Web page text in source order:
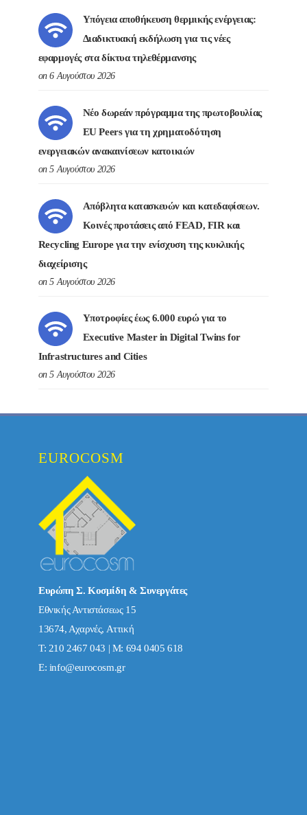
Υπόγεια αποθήκευση θερμικής ενέργειας:
Διαδικτυακή εκδήλωση για τις νέες
εφαρμογές στα δίκτυα τηλεθέρμανσης
on 6 Αυγούστου 2026
Νέο δωρεάν πρόγραμμα της πρωτοβουλίας
EU Peers για τη χρηματοδότηση
ενεργειακών ανακαινίσεων κατοικιών
on 5 Αυγούστου 2026
Απόβλητα κατασκευών και κατεδαφίσεων.
Κοινές προτάσεις από FEAD, FIR και
Recycling Europe για την ενίσχυση της κυκλικής
διαχείρισης
on 5 Αυγούστου 2026
Υποτροφίες έως 6.000 ευρώ για το
Executive Master in Digital Twins for
Infrastructures and Cities
on 5 Αυγούστου 2026
EUROCOSM
Ευρώπη Σ. Κοσμίδη & Συνεργάτες
Εθνικής Αντιστάσεως 15
13674, Αχαρνές, Αττική
Τ: 210 2467 043 | Μ: 694 0405 618
E: info@eurocosm.gr